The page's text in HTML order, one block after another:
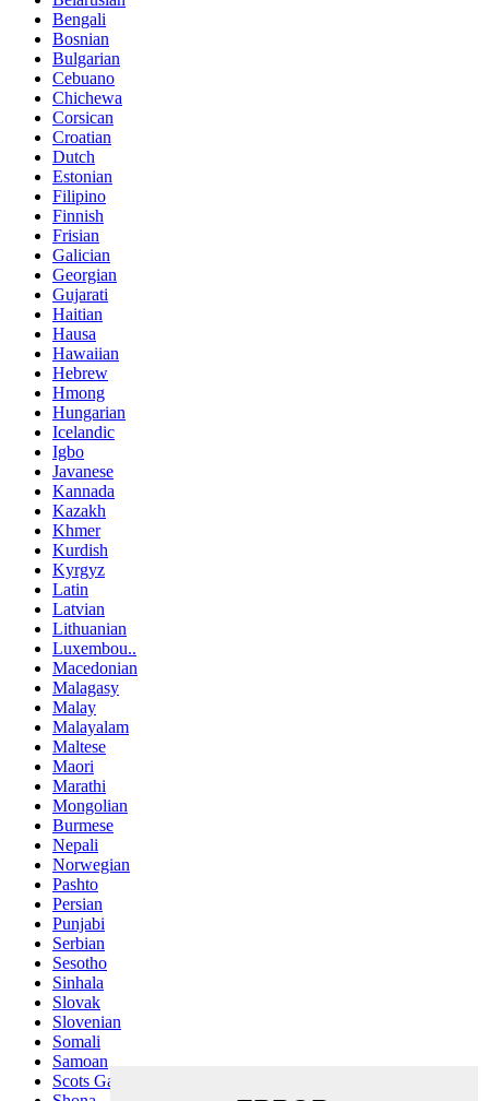
Bengali
Bosnian
Bulgarian
Cebuano
Chichewa
Corsican
Croatian
Dutch
Estonian
Filipino
Finnish
Frisian
Galician
Georgian
Gujarati
Haitian
Hausa
Hawaiian
Hebrew
Hmong
Hungarian
Icelandic
Igbo
Javanese
Kannada
Kazakh
Khmer
Kurdish
Kyrgyz
Latin
Latvian
Lithuanian
Luxembou..
Macedonian
Malagasy
Malay
Malayalam
Maltese
Maori
Marathi
Mongolian
Burmese
Nepali
Norwegian
Pashto
Persian
Punjabi
Serbian
Sesotho
Sinhala
Slovak
Slovenian
Somali
Samoan
Scots Gaelic